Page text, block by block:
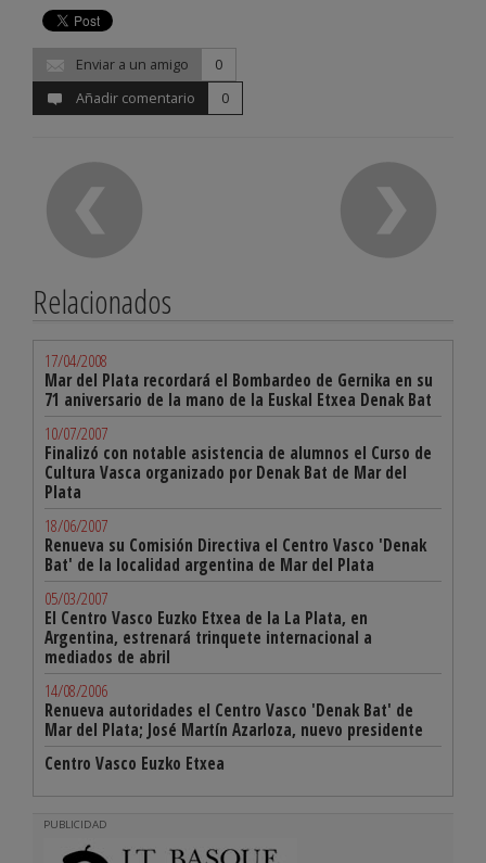
Enviar a un amigo
0
Añadir comentario
0
Relacionados
17/04/2008
Mar del Plata recordará el Bombardeo de Gernika en su
71 aniversario de la mano de la Euskal Etxea Denak Bat
10/07/2007
Finalizó con notable asistencia de alumnos el Curso de
Cultura Vasca organizado por Denak Bat de Mar del
Plata
18/06/2007
Renueva su Comisión Directiva el Centro Vasco 'Denak
Bat' de la localidad argentina de Mar del Plata
05/03/2007
El Centro Vasco Euzko Etxea de la La Plata, en
Argentina, estrenará trinquete internacional a
mediados de abril
14/08/2006
Renueva autoridades el Centro Vasco 'Denak Bat' de
Mar del Plata; José Martín Azarloza, nuevo presidente
Centro Vasco Euzko Etxea
PUBLICIDAD